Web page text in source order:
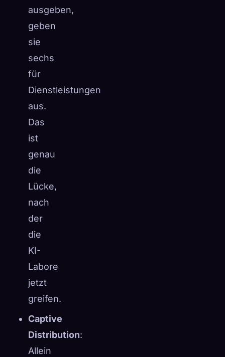
ausgeben,
geben
sie
sechs
für
Dienstleistungen
aus.
Das
ist
genau
die
Lücke,
nach
der
die
KI-
Labore
jetzt
greifen.
Captive
Distribution:
Allein